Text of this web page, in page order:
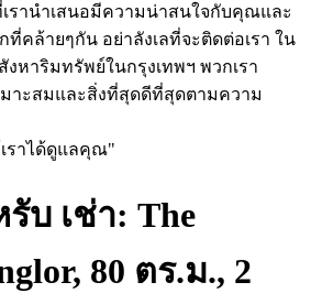
รานำเสนอมีความน่าสนใจกับคุณและ
คล้ายๆกัน อย่าลังเลที่จะติดต่อเรา ใน
หาริมทรัพย์ในกรุงเทพฯ พวกเรา
าะสมและสิ่งที่สุดดีที่สุดตามความ
ราได้ดูแลคุณ"
บ เช่า: The
80 ตร.ม., 2